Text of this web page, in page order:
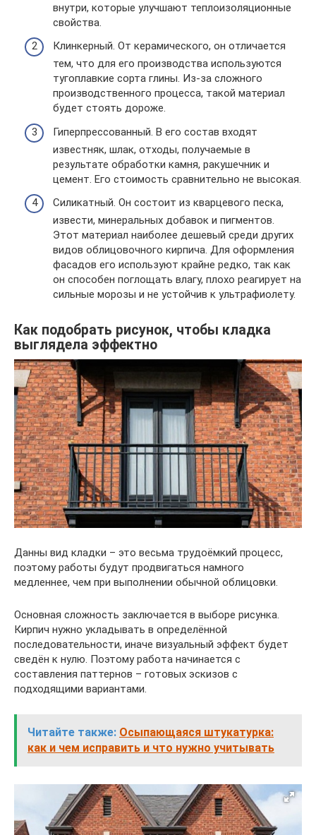
внутри, которые улучшают теплоизоляционные
свойства.
Клинкерный. От керамического, он отличается
тем, что для его производства используются
тугоплавкие сорта глины. Из-за сложного
производственного процесса, такой материал
будет стоять дороже.
Гиперпрессованный. В его состав входят
известняк, шлак, отходы, получаемые в
результате обработки камня, ракушечник и
цемент. Его стоимость сравнительно не высокая.
Силикатный. Он состоит из кварцевого песка,
извести, минеральных добавок и пигментов.
Этот материал наиболее дешевый среди других
видов облицовочного кирпича. Для оформления
фасадов его используют крайне редко, так как
он способен поглощать влагу, плохо реагирует на
сильные морозы и не устойчив к ультрафиолету.
Как подобрать рисунок, чтобы кладка
выглядела эффектно
Данны вид кладки – это весьма трудоёмкий процесс,
поэтому работы будут продвигаться намного
медленнее, чем при выполнении обычной облицовки.
Основная сложность заключается в выборе рисунка.
Кирпич нужно укладывать в определённой
последовательности, иначе визуальный эффект будет
сведён к нулю. Поэтому работа начинается с
составления паттернов – готовых эскизов с
подходящими вариантами.
Читайте также: Осыпающаяся штукатурка:
как и чем исправить и что нужно учитывать